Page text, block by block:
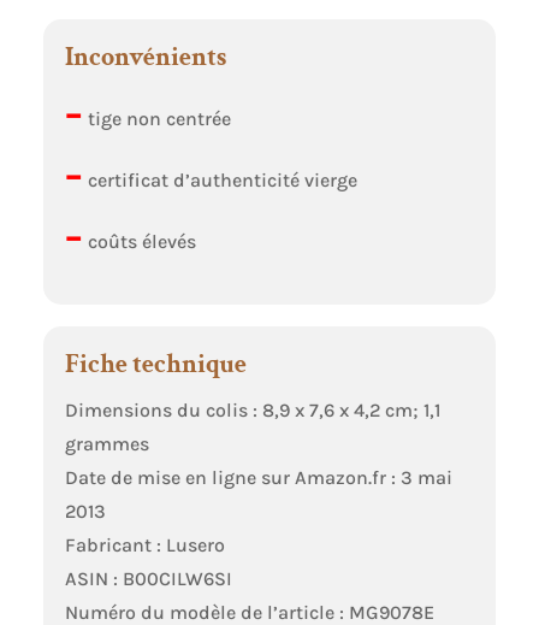
Inconvénients
– tige non centrée
– certificat d’authenticité vierge
– coûts élevés
Fiche technique
Dimensions du colis : 8,9 x 7,6 x 4,2 cm; 1,1
grammes
Date de mise en ligne sur Amazon.fr : 3 mai
2013
Fabricant : Lusero
ASIN : B00CILW6SI
Numéro du modèle de l’article : MG9078E